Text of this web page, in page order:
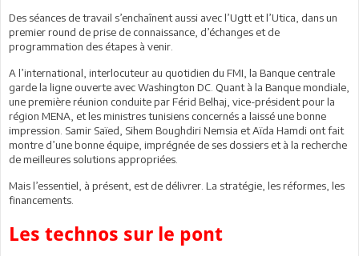
Des séances de travail s’enchaînent aussi avec l’Ugtt et l’Utica, dans un
premier round de prise de connaissance, d’échanges et de
programmation des étapes à venir.
A l’international, interlocuteur au quotidien du FMI, la Banque centrale
garde la ligne ouverte avec Washington DC. Quant à la Banque mondiale,
une première réunion conduite par Férid Belhaj, vice-président pour la
région MENA, et les ministres tunisiens concernés a laissé une bonne
impression. Samir Saïed, Sihem Boughdiri Nemsia et Aïda Hamdi ont fait
montre d’une bonne équipe, imprégnée de ses dossiers et à la recherche
de meilleures solutions appropriées.
Mais l’essentiel, à présent, est de délivrer. La stratégie, les réformes, les
financements.
Les technos sur le pont